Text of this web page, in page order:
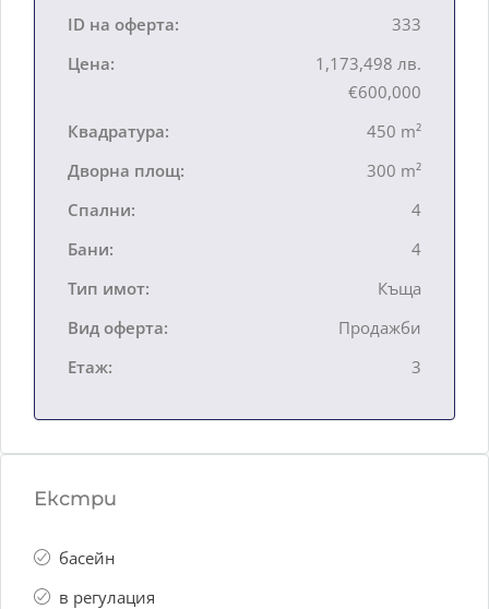
ID на оферта:
333
Цена:
1,173,498 лв.
€600,000
Квадратура:
450 m²
Дворна площ:
300 m²
Спални:
4
Бани:
4
Тип имот:
Къща
Вид оферта:
Продажби
Етаж:
3
Екстри
басейн
в регулация